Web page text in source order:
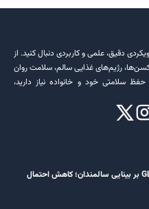
دقیق، علمی و کاربردی دنبال کنید. از
رژیم‌های غذایی سالم، سلامت روان
سلامتی خود و خانواده نیاز دارید،
تاثیر داروهای لاغری GLP-1 بر بینایی سالمندان؛ کاهش احتمال